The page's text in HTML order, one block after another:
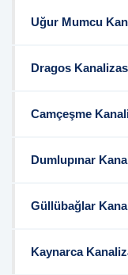
Uğur Mumcu
Dragos
Camçeşme
Dumlupınar
Güllübağlar
Kaynarca